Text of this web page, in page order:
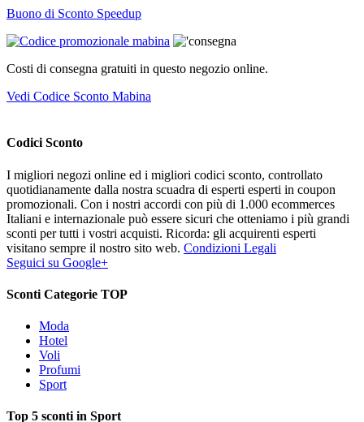
Buono di Sconto Speedup
Costi di consegna gratuiti in questo negozio online.
Vedi Codice Sconto Mabina
Codici Sconto
I migliori negozi online ed i migliori codici sconto, controllato
quotidianamente dalla nostra scuadra di esperti esperti in coupon
promozionali. Con i nostri accordi con più di 1.000 ecommerces
Italiani e internazionale può essere sicuri che otteniamo i più grandi
sconti per tutti i vostri acquisti. Ricorda: gli acquirenti esperti
visitano sempre il nostro sito web. Condizioni Legali
Seguici su Google+
Sconti Categorie TOP
Moda
Hotel
Voli
Profumi
Sport
Top 5 sconti in Sport